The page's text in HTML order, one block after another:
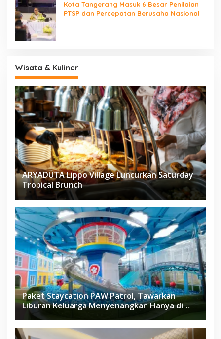
Kota Tangerang Masuk 6 Besar Penilaian
PTSP dan Percepatan Berusaha Nasional
Wisata & Kuliner
ARYADUTA Lippo Village Luncurkan Saturday
Tropical Brunch
Paket Staycation PAW Patrol, Tawarkan
Liburan Keluarga Menyenangkan Hanya di
Herloom Hotel BSD